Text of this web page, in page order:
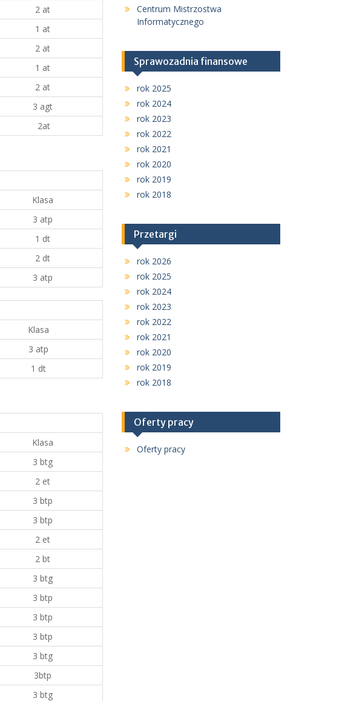
2 at
1 at
2 at
1 at
2 at
3 agt
2at
Klasa
3 atp
1 dt
2 dt
3 atp
Klasa
3 atp
1 dt
Klasa
3 btg
2 et
3 btp
3 btp
2 et
2 bt
3 btg
3 btp
3 btp
3 btp
3 btg
3btp
3 btg
Centrum Mistrzostwa
Informatycznego
Sprawozadnia finansowe
rok 2025
rok 2024
rok 2023
rok 2022
rok 2021
rok 2020
rok 2019
rok 2018
Przetargi
rok 2026
rok 2025
rok 2024
rok 2023
rok 2022
rok 2021
rok 2020
rok 2019
rok 2018
Oferty pracy
Oferty pracy